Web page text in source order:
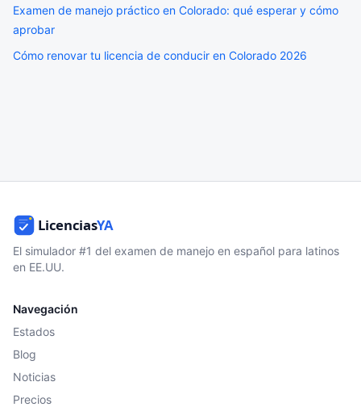
Examen de manejo práctico en Colorado: qué esperar y cómo
aprobar
Cómo renovar tu licencia de conducir en Colorado 2026
El simulador #1 del examen de manejo en español para latinos
en EE.UU.
Navegación
Estados
Blog
Noticias
Precios